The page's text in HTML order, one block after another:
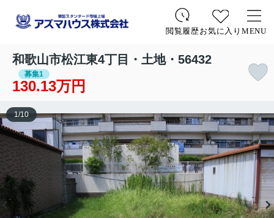
閲覧履歴お気に入り MENU
和歌山市松江東4丁目・土地・56432
募集1
130.13万円
1 /10